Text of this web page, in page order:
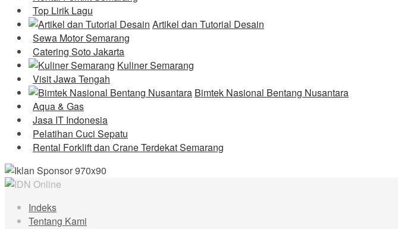
Top Lirik Lagu
Artikel dan Tutorial Desain
Sewa Motor Semarang
Catering Soto Jakarta
Kuliner Semarang
Visit Jawa Tengah
Bimtek Nasional Bentang Nusantara
Aqua & Gas
Jasa IT Indonesia
Pelatihan Cuci Sepatu
Rental Forklift dan Crane Terdekat Semarang
Indeks
Tentang Kami